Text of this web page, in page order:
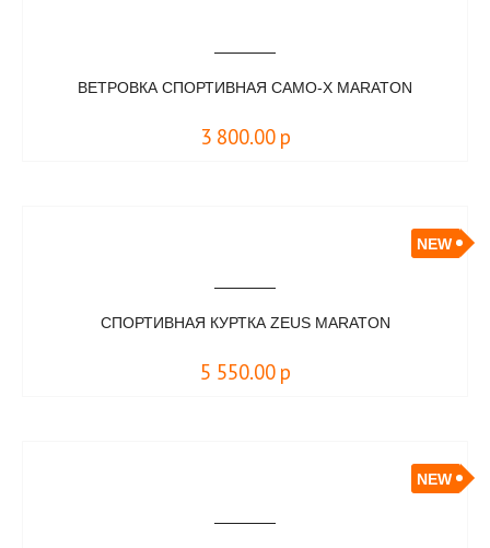
ВЕТРОВКА СПОРТИВНАЯ CAMO-X MARATON
3 800.00 р
NEW
СПОРТИВНАЯ КУРТКА ZEUS MARATON
5 550.00 р
NEW